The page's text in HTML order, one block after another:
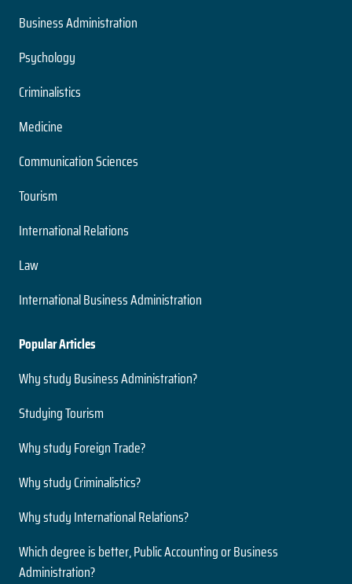
Business Administration
Psychology
Criminalistics
Medicine
Communication Sciences
Tourism
International Relations
Law
International Business Administration
Popular Articles
Why study Business Administration?
Studying Tourism
Why study Foreign Trade?
Why study Criminalistics?
Why study International Relations?
Which degree is better, Public Accounting or Business
Administration?